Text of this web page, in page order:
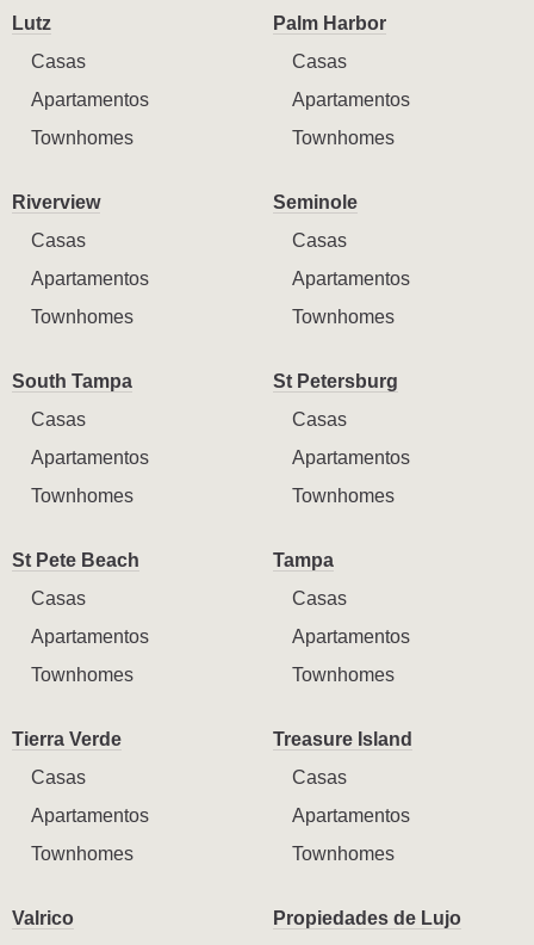
Lutz
Casas
Apartamentos
Townhomes
Palm Harbor
Casas
Apartamentos
Townhomes
Riverview
Casas
Apartamentos
Townhomes
Seminole
Casas
Apartamentos
Townhomes
South Tampa
Casas
Apartamentos
Townhomes
St Petersburg
Casas
Apartamentos
Townhomes
St Pete Beach
Casas
Apartamentos
Townhomes
Tampa
Casas
Apartamentos
Townhomes
Tierra Verde
Casas
Apartamentos
Townhomes
Treasure Island
Casas
Apartamentos
Townhomes
Valrico
Propiedades de Lujo